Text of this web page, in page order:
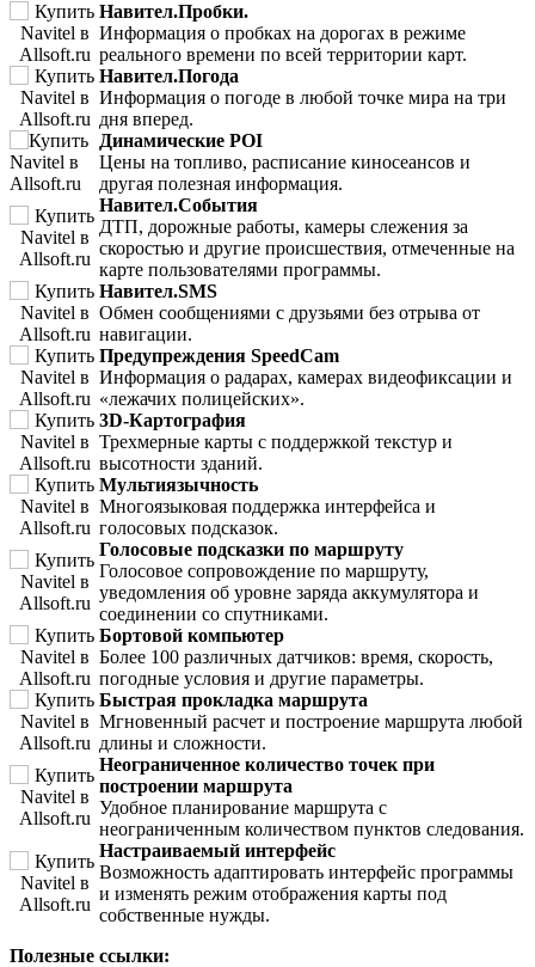
Навител.Пробки.
Информация о пробках на дорогах в режиме
реального времени по всей территории карт.
Навител.Погода
Информация о погоде в любой точке мира на три
дня вперед.
Динамические POI
Цены на топливо, расписание киносеансов и
другая полезная информация.
Навител.События
ДТП, дорожные работы, камеры слежения за
скоростью и другие происшествия, отмеченные на
карте пользователями программы.
Навител.SMS
Обмен сообщениями с друзьями без отрыва от
навигации.
Предупреждения SpeedCam
Информация о радарах, камерах видеофиксации и
«лежачих полицейских».
3D-Картография
Трехмерные карты с поддержкой текстур и
высотности зданий.
Мультиязычность
Многоязыковая поддержка интерфейса и
голосовых подсказок.
Голосовые подсказки по маршруту
Голосовое сопровождение по маршруту,
уведомления об уровне заряда аккумулятора и
соединении со спутниками.
Бортовой компьютер
Более 100 различных датчиков: время, скорость,
погодные условия и другие параметры.
Быстрая прокладка маршрута
Мгновенный расчет и построение маршрута любой
длины и сложности.
Неограниченное количество точек при
построении маршрута
Удобное планирование маршрута с
неограниченным количеством пунктов следования.
Настраиваемый интерфейс
Возможность адаптировать интерфейс программы
и изменять режим отображения карты под
собственные нужды.
Полезные ссылки: